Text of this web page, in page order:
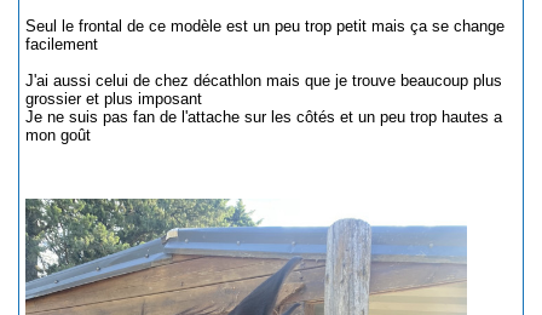
Seul le frontal de ce modèle est un peu trop petit mais ça se change
facilement
J'ai aussi celui de chez décathlon mais que je trouve beaucoup plus
grossier et plus imposant
Je ne suis pas fan de l'attache sur les côtés et un peu trop hautes a
mon goût